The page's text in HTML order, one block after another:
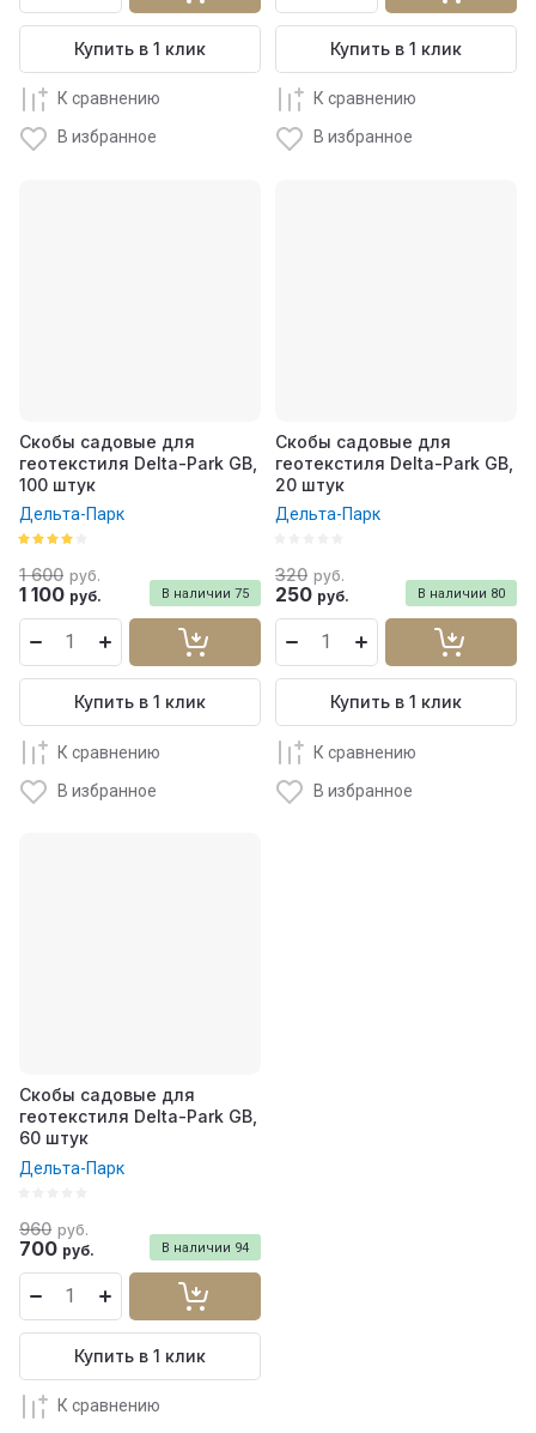
Купить в 1 клик
К сравнению
В избранное
Купить в 1 клик
К сравнению
В избранное
Скобы садовые для
геотекстиля Delta-Park GB,
100 штук
Дельта-Парк
В наличии 75
1 600 руб.
1 100 руб.
Купить в 1 клик
К сравнению
В избранное
Скобы садовые для
геотекстиля Delta-Park GB,
20 штук
Дельта-Парк
В наличии 80
320 руб.
250 руб.
Купить в 1 клик
К сравнению
В избранное
Скобы садовые для
геотекстиля Delta-Park GB,
60 штук
Дельта-Парк
В наличии 94
960 руб.
700 руб.
Купить в 1 клик
К сравнению